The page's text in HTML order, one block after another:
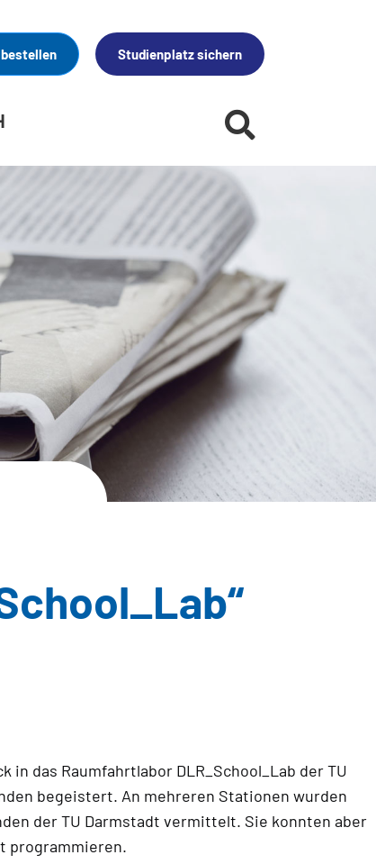
Studienplatz sichern
das Raumfahrtlabor DLR_School_Lab der TU
begeistert. An mehreren Stationen wurden
der TU Darmstadt vermittelt. Sie konnten aber
programmieren.